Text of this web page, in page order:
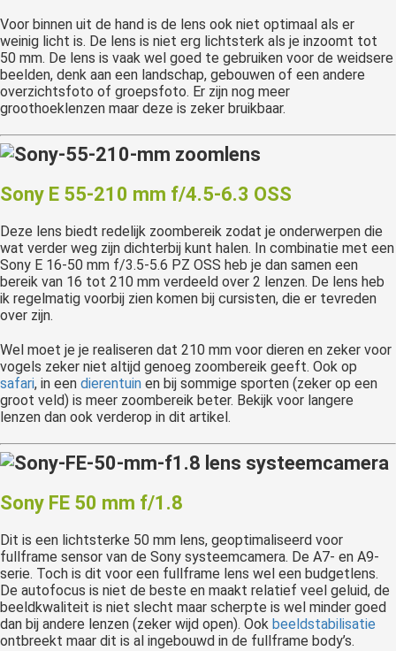
Voor binnen uit de hand is de lens ook niet optimaal als er
weinig licht is. De lens is niet erg lichtsterk als je inzoomt tot
50 mm. De lens is vaak wel goed te gebruiken voor de weidsere
beelden, denk aan een landschap, gebouwen of een andere
overzichtsfoto of groepsfoto. Er zijn nog meer
groothoeklenzen maar deze is zeker bruikbaar.
Sony E 55-210 mm f/4.5-6.3 OSS
Deze lens biedt redelijk zoombereik zodat je onderwerpen die
wat verder weg zijn dichterbij kunt halen. In combinatie met een
Sony E 16-50 mm f/3.5-5.6 PZ OSS heb je dan samen een
bereik van 16 tot 210 mm verdeeld over 2 lenzen. De lens heb
ik regelmatig voorbij zien komen bij cursisten, die er tevreden
over zijn.
Wel moet je je realiseren dat 210 mm voor dieren en zeker voor
vogels zeker niet altijd genoeg zoombereik geeft. Ook op
safari, in een dierentuin en bij sommige sporten (zeker op een
groot veld) is meer zoombereik beter. Bekijk voor langere
lenzen dan ook verderop in dit artikel.
Sony FE 50 mm f/1.8
Dit is een lichtsterke 50 mm lens, geoptimaliseerd voor
fullframe sensor van de Sony systeemcamera. De A7- en A9-
serie. Toch is dit voor een fullframe lens wel een budgetlens.
De autofocus is niet de beste en maakt relatief veel geluid, de
beeldkwaliteit is niet slecht maar scherpte is wel minder goed
dan bij andere lenzen (zeker wijd open). Ook beeldstabilisatie
ontbreekt maar dit is al ingebouwd in de fullframe body’s.